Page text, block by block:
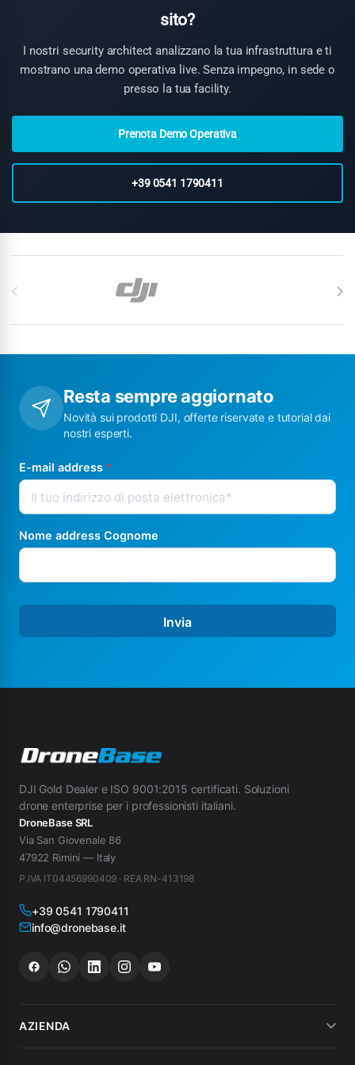
Scopri tutti i dettagli del DASS
sito?
I nostri security architect analizzano la tua infrastruttura e ti
mostrano una demo operativa live. Senza impegno, in sede o
presso la tua facility.
Prenota Demo Operativa
+39 0541 1790411
Resta sempre aggiornato
Novità sui prodotti DJI, offerte riservate e tutorial dai
nostri esperti.
E-mail address *
Nome address Cognome
Invia
DJI Gold Dealer e ISO 9001:2015 certificati. Soluzioni
drone enterprise per i professionisti italiani.
DroneBase SRL
Via San Giovenale 86
47922 Rimini — Italy
P.IVA IT04456990409 · REA RN-413198
+39 0541 1790411
info@dronebase.it
AZIENDA
Chi siamo